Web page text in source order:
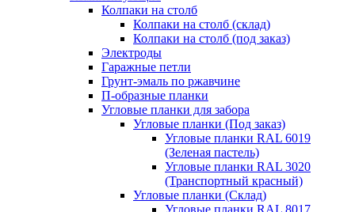
Колпаки на столб
Колпаки на столб (склад)
Колпаки на столб (под заказ)
Электроды
Гаражные петли
Грунт-эмаль по ржавчине
П-образные планки
Угловые планки для забора
Угловые планки (Под заказ)
Угловые планки RAL 6019
(Зеленая пастель)
Угловые планки RAL 3020
(Транспортный красный)
Угловые планки (Склад)
Угловые планки RAL 8017